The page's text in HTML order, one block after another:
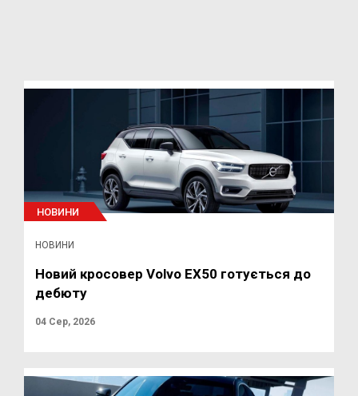
НОВИНИ
НОВИНИ
Новий кросовер Volvo EX50 готується до
дебюту
04 Сер, 2026